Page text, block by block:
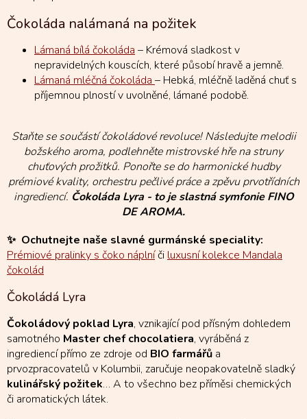
Čokoláda nalámaná na požitek
Lámaná bílá čokoláda – Krémová sladkost v
nepravidelných kouscích, které působí hravě a jemně.
Lámaná mléčná čokoláda – Hebká, mléčně laděná chuť s
příjemnou plností v uvolněné, lámané podobě.
Staňte se součástí čokoládové revoluce! Následujte melodii
božského aroma, podlehněte mistrovské hře na struny
chuťových prožitků. Ponořte se do harmonické hudby
prémiové kvality, orchestru pečlivé práce a zpěvu prvotřídních
ingrediencí. Čokoláda Lyra - to je slastná symfonie FINO
DE AROMA.
✨ Ochutnejte naše slavné gurmánské speciality:
Prémiové pralinky s čoko náplníči luxusní kolekce Mandala
čokolád
Čokoládá Lyra
Čokoládový poklad Lyra, vznikající pod přísným dohledem
samotného Master chef chocolatiera, vyráběná z
ingrediencí přímo ze zdroje od BIO farmářů a
prvozpracovatelů v Kolumbii, zaručuje neopakovatelně sladký
kulinářský požitek… A to všechno bez příměsi chemických
či aromatických látek.